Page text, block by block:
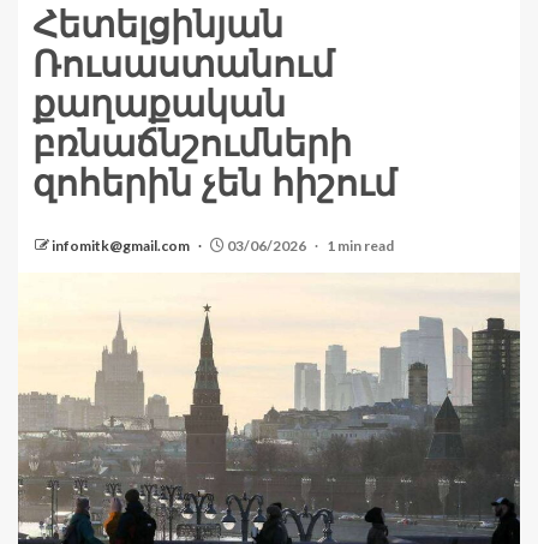
Հետելցինյան
Ռուսաստանում
քաղաքական
բռնաճնշումների
զոհերին չեն հիշում
infomitk@gmail.com 03/06/2026 1 min read